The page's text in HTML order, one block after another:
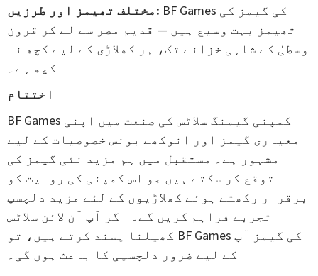
مختلف تھیمز اور طرزیں: BF Games کی گیمز کی
تھیمز بہت وسیع ہیں — قدیم مصر سے لے کر قرون
وسطیٰ کے شاہی خزانے تک، ہر کھلاڑی کے لیے کچھ نہ
کچھ ہے۔
اختتام
BF Games کمپنی گیمنگ سلاٹس کی صنعت میں اپنی
معیاری گیمز اور انوکھے بونس خصوصیات کے لیے
مشہور ہے۔ مستقبل میں ہم مزید نئی گیمز کی
توقع کر سکتے ہیں جو اس کمپنی کی روایت کو
برقرار رکھتے ہوئے کھلاڑیوں کے لئے مزید دلچسپ
تجربے فراہم کریں گے۔ اگر آپ آن لائن سلاٹس
کھیلنا پسند کرتے ہیں، تو BF Games کی گیمز آپ
کے لیے ضرور دلچسپی کا باعث ہوں گی۔